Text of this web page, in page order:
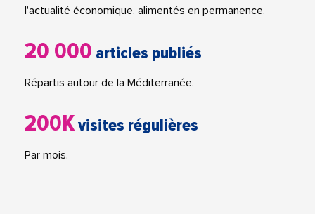
l'actualité économique, alimentés en permanence.
20 000 articles publiés
Répartis autour de la Méditerranée.
200Kvisites régulières
Par mois.